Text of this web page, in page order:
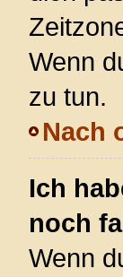
Wenn
zu tun.
Nach
Ich
noch
Wenn